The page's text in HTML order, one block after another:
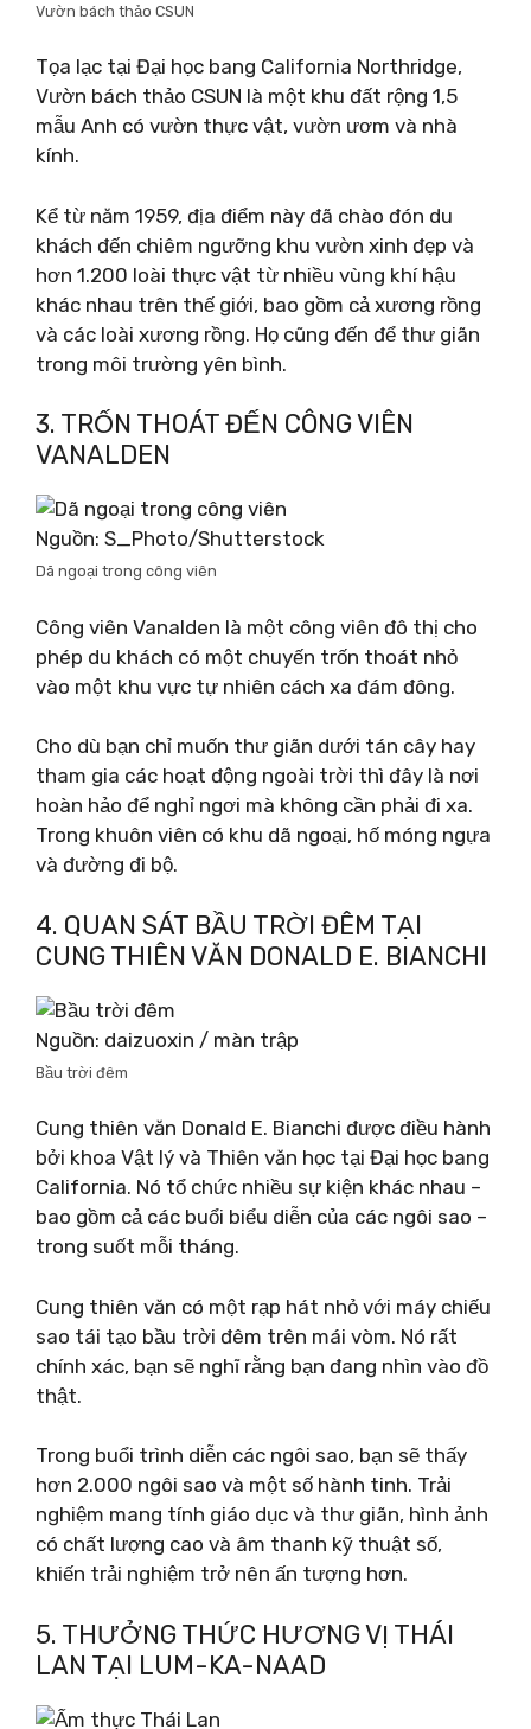
Vườn bách thảo CSUN
Tọa lạc tại Đại học bang California Northridge,
Vườn bách thảo CSUN là một khu đất rộng 1,5
mẫu Anh có vườn thực vật, vườn ươm và nhà
kính.
Kể từ năm 1959, địa điểm này đã chào đón du
khách đến chiêm ngưỡng khu vườn xinh đẹp và
hơn 1.200 loài thực vật từ nhiều vùng khí hậu
khác nhau trên thế giới, bao gồm cả xương rồng
và các loài xương rồng. Họ cũng đến để thư giãn
trong môi trường yên bình.
3. TRỐN THOÁT ĐẾN CÔNG VIÊN
VANALDEN
Nguồn: S_Photo/Shutterstock
Dã ngoại trong công viên
Công viên Vanalden là một công viên đô thị cho
phép du khách có một chuyến trốn thoát nhỏ
vào một khu vực tự nhiên cách xa đám đông.
Cho dù bạn chỉ muốn thư giãn dưới tán cây hay
tham gia các hoạt động ngoài trời thì đây là nơi
hoàn hảo để nghỉ ngơi mà không cần phải đi xa.
Trong khuôn viên có khu dã ngoại, hố móng ngựa
và đường đi bộ.
4. QUAN SÁT BẦU TRỜI ĐÊM TẠI
CUNG THIÊN VĂN DONALD E. BIANCHI
Nguồn: daizuoxin / màn trập
Bầu trời đêm
Cung thiên văn Donald E. Bianchi được điều hành
bởi khoa Vật lý và Thiên văn học tại Đại học bang
California. Nó tổ chức nhiều sự kiện khác nhau –
bao gồm cả các buổi biểu diễn của các ngôi sao –
trong suốt mỗi tháng.
Cung thiên văn có một rạp hát nhỏ với máy chiếu
sao tái tạo bầu trời đêm trên mái vòm. Nó rất
chính xác, bạn sẽ nghĩ rằng bạn đang nhìn vào đồ
thật.
Trong buổi trình diễn các ngôi sao, bạn sẽ thấy
hơn 2.000 ngôi sao và một số hành tinh. Trải
nghiệm mang tính giáo dục và thư giãn, hình ảnh
có chất lượng cao và âm thanh kỹ thuật số,
khiến trải nghiệm trở nên ấn tượng hơn.
5. THƯỞNG THỨC HƯƠNG VỊ THÁI
LAN TẠI LUM-KA-NAAD